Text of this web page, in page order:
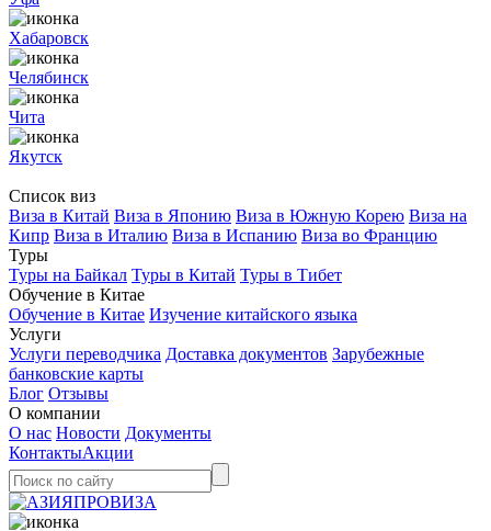
Хабаровск
Челябинск
Чита
Якутск
Список виз
Виза в Китай Виза в Японию Виза в Южную Корею Виза на
Кипр Виза в Италию Виза в Испанию Виза во Францию
Туры
Туры на Байкал Туры в Китай Туры в Тибет
Обучение в Китае
Обучение в Китае Изучение китайского языка
Услуги
Услуги переводчика Доставка документов Зарубежные
банковские карты
Блог Отзывы
О компании
О нас Новости Документы
КонтактыАкции